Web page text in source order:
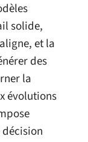
solide,
et la
des
la
évolutions